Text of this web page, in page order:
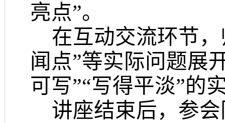
亮点”。
在互动交流环节，
闻点”等实际问题展
可写”“写得平淡”的
讲座结束后，参